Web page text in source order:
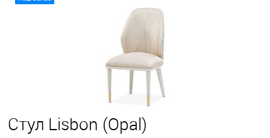
Стул Lisbon (Opal)